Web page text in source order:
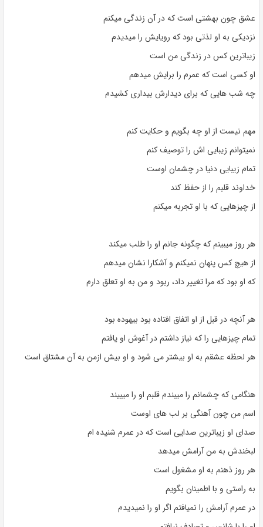
عشق چون بهشتی است که در آن زندگی میکنم
نزدیکی به او لذتی بود که رویایش را میدیدم
زیباترین کس در زندگی من است
او کسی است که عمرم را برایش میدهم
چه شب هایی که برای دیدارش بیداری کشیدم
مهم نیست از او چه بگویم و حکایت کنم
نمیتوانم زیبایی اش را توصیف کنم
تمام زیبایی دنیا در چشمان اوست
خداوند قلبم را از حفظ کند
از چیزهایی که با او تجربه میکنم
هر روز میبینم که چگونه جانم او را طلب میکند
از هیچ کس پنهان نمیکنم و آشکارا نشان میدهم
که او بود که مرا تغییر داد، ربود و من به او تعلق دارم
هر آنچه در قبل از او اتفاق افتاده بود بیهوده بود
تمام چیزهایی را که نیاز داشتم در آغوش او یافتم
هر لحظه عشقم به او بیشتر می شود و او بیش ازمن به آن مشتاق است
هنگامی که چشمانم را میبندم قلبم او را میبیند
اسم من چون آهنگی بر لب های اوست
صدای او زیباترین صدایی است که در عمرم شنیده ام
لبخندش به من آرامش میدهد
هر روز ذهنم به او مشغول است
به راستی و با اطمینان بگویم
در عمرم آرامش را نمیافتم اگر او را نمیدیدم